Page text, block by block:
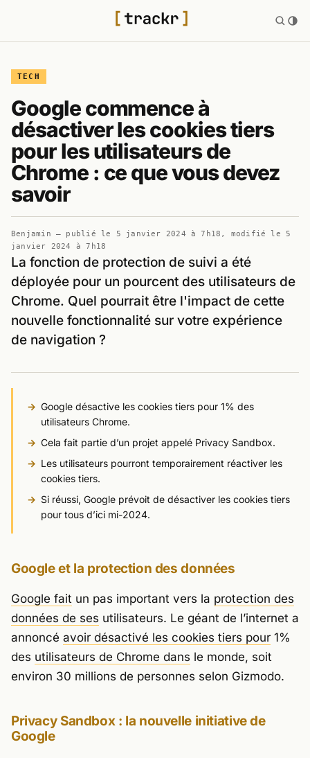
TECH
Google commence à
désactiver les cookies tiers
pour les utilisateurs de
Chrome : ce que vous devez
savoir
Benjamin — publié le 5 janvier 2024 à 7h18 , modifié le5
janvier 2024 à 7h18
La fonction de protection de suivi a été
déployée pour un pourcent des utilisateurs de
Chrome. Quel pourrait être l'impact de cette
nouvelle fonctionnalité sur votre expérience
de navigation ?
Google désactive les cookies tiers pour 1% des
utilisateurs Chrome.
Cela fait partie d’un projet appelé Privacy Sandbox.
Les utilisateurs pourront temporairement réactiver les
cookies tiers.
Si réussi, Google prévoit de désactiver les cookies tiers
pour tous d’ici mi-2024.
Google et la protection des données
Google fait un pas important vers la protection des
données de ses utilisateurs. Le géant de l’internet a
annoncé avoir désactivé les cookies tiers pour 1%
des utilisateurs de Chrome dans le monde, soit
environ 30 millions de personnes selon Gizmodo.
Privacy Sandbox : la nouvelle initiative de
Google